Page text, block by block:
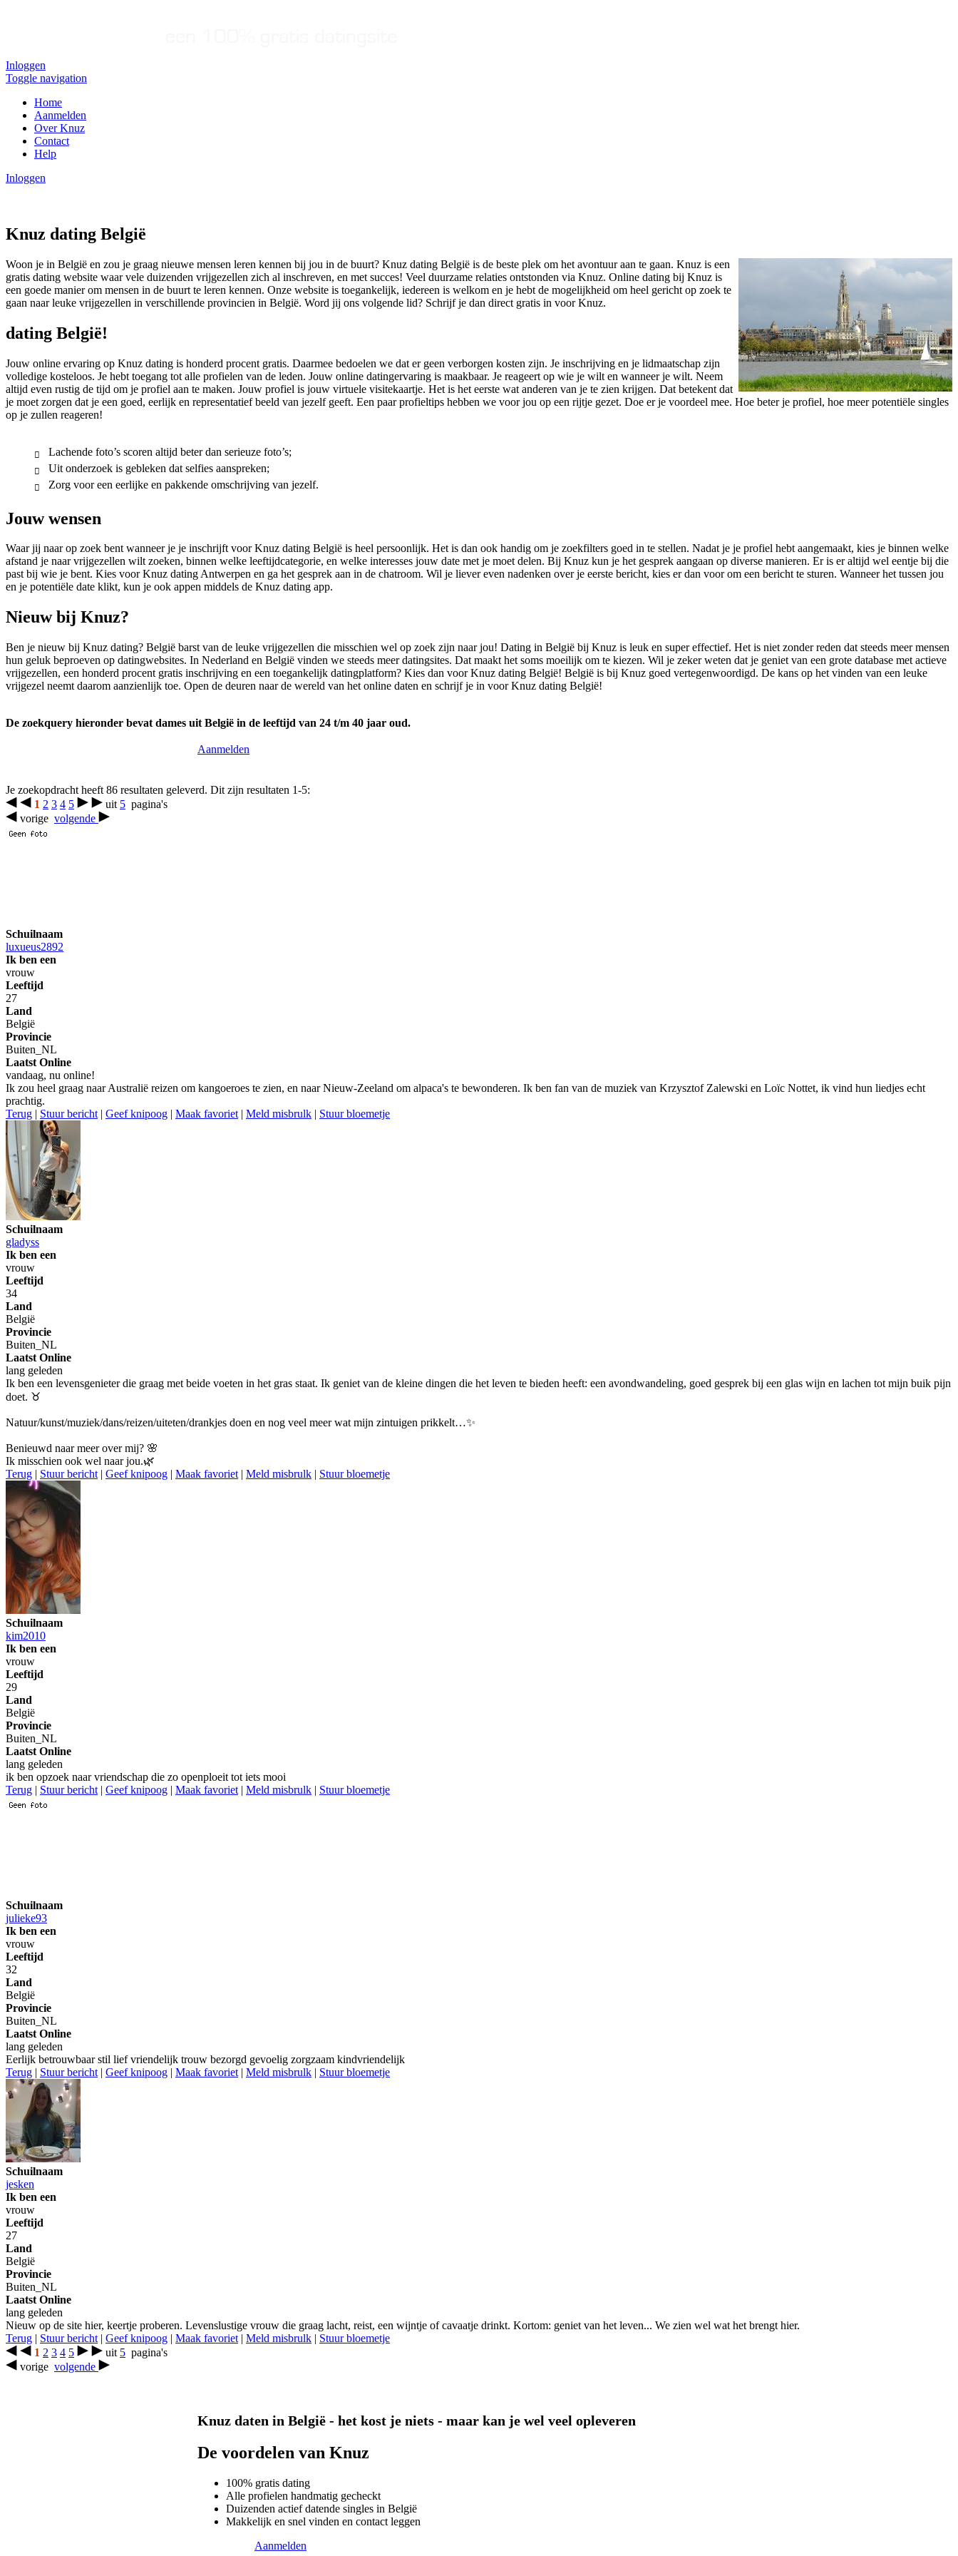
Inloggen
Toggle navigation
Home
Aanmelden
Over Knuz
Contact
Help
Inloggen
Knuz dating België
Woon je in België en zou je graag nieuwe mensen leren kennen bij jou in de buurt? Knuz dating België is de beste plek om het avontuur aan te gaan. Knuz is een
gratis dating website waar vele duizenden vrijgezellen zich al inschreven, en met succes! Veel duurzame relaties ontstonden via Knuz. Online dating bij Knuz is
een goede manier om mensen in de buurt te leren kennen. Onze website is toegankelijk, iedereen is welkom en je hebt de mogelijkheid om heel gericht op zoek te
gaan naar leuke vrijgezellen in verschillende provincien in België. Word jij ons volgende lid? Schrijf je dan direct gratis in voor Knuz.
dating België!
Jouw online ervaring op Knuz dating is honderd procent gratis. Daarmee bedoelen we dat er geen verborgen kosten zijn. Je inschrijving en je lidmaatschap zijn
volledige kosteloos. Je hebt toegang tot alle profielen van de leden. Jouw online datingervaring is maakbaar. Je reageert op wie je wilt en wanneer je wilt. Neem
altijd even rustig de tijd om je profiel aan te maken. Jouw profiel is jouw virtuele visitekaartje. Het is het eerste wat anderen van je te zien krijgen. Dat betekent dat
je moet zorgen dat je een goed, eerlijk en representatief beeld van jezelf geeft. Een paar profieltips hebben we voor jou op een rijtje gezet. Doe er je voordeel mee. Hoe beter je profiel, hoe meer potentiële singles
op je zullen reageren!
Lachende foto’s scoren altijd beter dan serieuze foto’s;
Uit onderzoek is gebleken dat selfies aanspreken;
Zorg voor een eerlijke en pakkende omschrijving van jezelf.
Jouw wensen
Waar jij naar op zoek bent wanneer je je inschrijft voor Knuz dating België is heel persoonlijk. Het is dan ook handig om je zoekfilters goed in te stellen. Nadat je je profiel hebt aangemaakt, kies je binnen welke
afstand je naar vrijgezellen wilt zoeken, binnen welke leeftijdcategorie, en welke interesses jouw date met je moet delen. Bij Knuz kun je het gesprek aangaan op diverse manieren. Er is er altijd wel eentje bij die
past bij wie je bent. Kies voor Knuz dating Antwerpen en ga het gesprek aan in de chatroom. Wil je liever even nadenken over je eerste bericht, kies er dan voor om een bericht te sturen. Wanneer het tussen jou
en je potentiële date klikt, kun je ook appen middels de Knuz dating app.
Nieuw bij Knuz?
Ben je nieuw bij Knuz dating? België barst van de leuke vrijgezellen die misschien wel op zoek zijn naar jou! Dating in België bij Knuz is leuk en super effectief. Het is niet zonder reden dat steeds meer mensen
hun geluk beproeven op datingwebsites. In Nederland en België vinden we steeds meer datingsites. Dat maakt het soms moeilijk om te kiezen. Wil je zeker weten dat je geniet van een grote database met actieve
vrijgezellen, een honderd procent gratis inschrijving en een toegankelijk datingplatform? Kies dan voor Knuz dating België! België is bij Knuz goed vertegenwoordigd. De kans op het vinden van een leuke
vrijgezel neemt daarom aanzienlijk toe. Open de deuren naar de wereld van het online daten en schrijf je in voor Knuz dating België!
De zoekquery hieronder bevat dames uit België in de leeftijd van 24 t/m 40 jaar oud.
Aanmelden
Je zoekopdracht heeft 86 resultaten geleverd. Dit zijn resultaten 1-5:
1 2 3 4 5 uit 5 pagina's
vorige volgende
Schuilnaam
luxueus2892
Ik ben een
vrouw
Leeftijd
27
Land
België
Provincie
Buiten_NL
Laatst Online
vandaag, nu online!
Ik zou heel graag naar Australië reizen om kangoeroes te zien, en naar Nieuw-Zeeland om alpaca's te bewonderen. Ik ben fan van de muziek van Krzysztof Zalewski en Loïc Nottet, ik vind hun liedjes echt
prachtig.
Terug | Stuur bericht | Geef knipoog | Maak favoriet | Meld misbrulk | Stuur bloemetje
Schuilnaam
gladyss
Ik ben een
vrouw
Leeftijd
34
Land
België
Provincie
Buiten_NL
Laatst Online
lang geleden
Ik ben een levensgenieter die graag met beide voeten in het gras staat. Ik geniet van de kleine dingen die het leven te bieden heeft: een avondwandeling, goed gesprek bij een glas wijn en lachen tot mijn buik pijn
doet. ♉️
Natuur/kunst/muziek/dans/reizen/uiteten/drankjes doen en nog veel meer wat mijn zintuigen prikkelt…✨
Benieuwd naar meer over mij? 🌸
Ik misschien ook wel naar jou.🌿
Terug | Stuur bericht | Geef knipoog | Maak favoriet | Meld misbrulk | Stuur bloemetje
Schuilnaam
kim2010
Ik ben een
vrouw
Leeftijd
29
Land
België
Provincie
Buiten_NL
Laatst Online
lang geleden
ik ben opzoek naar vriendschap die zo openploeit tot iets mooi
Terug | Stuur bericht | Geef knipoog | Maak favoriet | Meld misbrulk | Stuur bloemetje
Schuilnaam
julieke93
Ik ben een
vrouw
Leeftijd
32
Land
België
Provincie
Buiten_NL
Laatst Online
lang geleden
Eerlijk betrouwbaar stil lief vriendelijk trouw bezorgd gevoelig zorgzaam kindvriendelijk
Terug | Stuur bericht | Geef knipoog | Maak favoriet | Meld misbrulk | Stuur bloemetje
Schuilnaam
jesken
Ik ben een
vrouw
Leeftijd
27
Land
België
Provincie
Buiten_NL
Laatst Online
lang geleden
Nieuw op de site hier, keertje proberen. Levenslustige vrouw die graag lacht, reist, een wijntje of cavaatje drinkt. Kortom: geniet van het leven... We zien wel wat het brengt hier.
Terug | Stuur bericht | Geef knipoog | Maak favoriet | Meld misbrulk | Stuur bloemetje
1 2 3 4 5 uit 5 pagina's
vorige volgende
Knuz daten in België - het kost je niets - maar kan je wel veel opleveren
De voordelen van Knuz
100% gratis dating
Alle profielen handmatig gecheckt
Duizenden actief datende singles in België
Makkelijk en snel vinden en contact leggen
Aanmelden